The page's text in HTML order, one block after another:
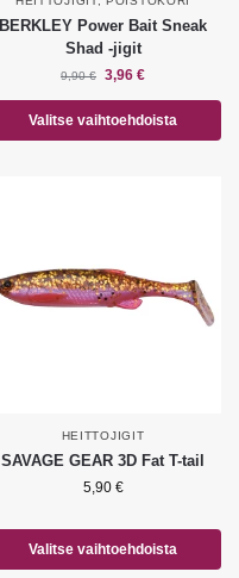
BERKLEY Power Bait Sneak
Shad -jigit
9,90€ 3,96 €
Valitse vaihtoehdoista
HEITTOJIGIT
SAVAGE GEAR 3D Fat T-tail
5,90 €
Valitse vaihtoehdoista